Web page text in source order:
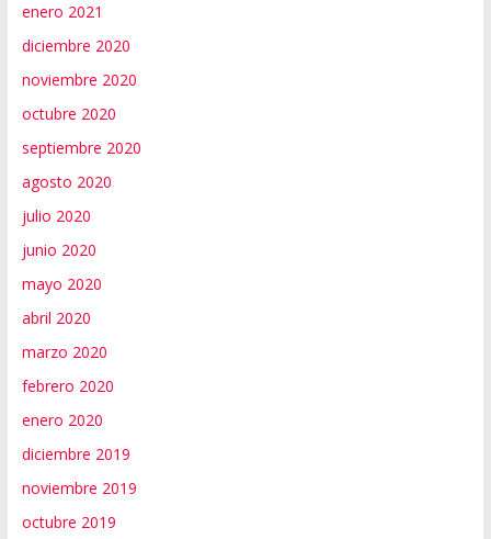
enero 2021
diciembre 2020
noviembre 2020
octubre 2020
septiembre 2020
agosto 2020
julio 2020
junio 2020
mayo 2020
abril 2020
marzo 2020
febrero 2020
enero 2020
diciembre 2019
noviembre 2019
octubre 2019